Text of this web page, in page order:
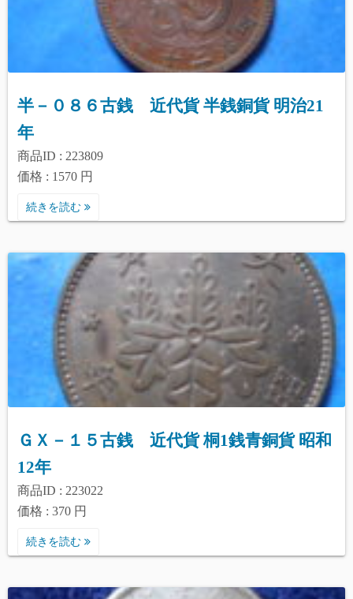
半－０８６古銭 近代貨 半銭銅貨 明治21
年
商品ID : 223809
価格 : 1570 円
続きを読む
ＧＸ－１５古銭 近代貨 桐1銭青銅貨 昭和
12年
商品ID : 223022
価格 : 370 円
続きを読む